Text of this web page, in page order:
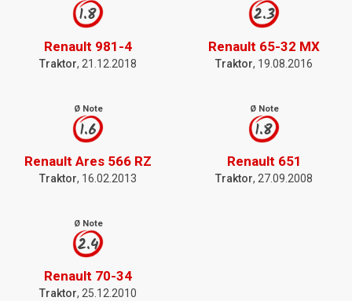
1.8
Renault 981-4
Traktor, 21.12.2018
2.3
Renault 65-32 MX
Traktor, 19.08.2016
Ø Note
1.6
Renault Ares 566 RZ
Traktor, 16.02.2013
Ø Note
1.8
Renault 651
Traktor, 27.09.2008
Ø Note
2.4
Renault 70-34
Traktor, 25.12.2010